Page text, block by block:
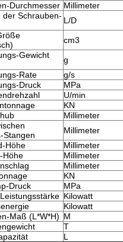
Durchmesser Millimeter
der Schrauben- L/D
cm3
Gewicht
g
Rate
g/s
Druck
MPa
U/min
KN
Millimeter
Stangen
Millimeter
Höhe
Millimeter
Höhe
Millimeter
Millimeter
KN
Druck
MPa
Kilowatt
Kilowatt
Maß (L*W*H) M
T
L